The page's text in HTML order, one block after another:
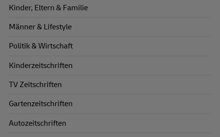
Kinder, Eltern & Familie
Männer & Lifestyle
Politik & Wirtschaft
Kinderzeitschriften
TV Zeitschriften
Gartenzeitschriften
Autozeitschriften